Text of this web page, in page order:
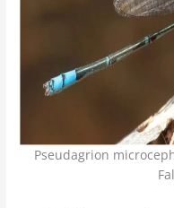
Pseudagrion